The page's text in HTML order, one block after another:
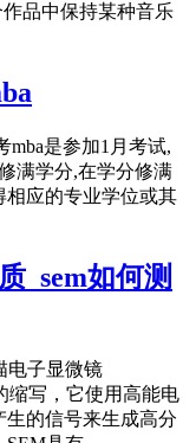
作品中保持某种音乐
mba是参加1月考试,
满学分,在学分修满
相应的专业学位或其
_sem如何测
电子显微镜
缩写，它使用高能电
的信号来生成高分